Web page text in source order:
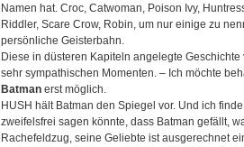
Namen hat. Croc, Catwoman, Poison Ivy,
Riddler, Scare Crow, Robin, um nur einige zu
persönliche Geisterbahn.
Diese in düsteren Kapiteln angelegte
sehr sympathischen Momenten. – Ich möchte
Batman erst möglich.
HUSH hält Batman den Spiegel vor. Und ich
zweifelsfrei sagen könnte, dass Batman gefällt,
Rachefeldzug, seine Geliebte ist ausgerechnet